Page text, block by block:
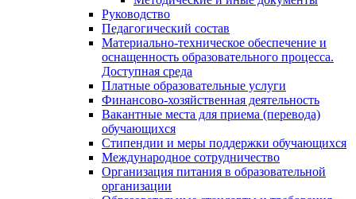
Руководство
Педагогический состав
Материально-техническое обеспечение и
оснащенность образовательного процесса.
Доступная среда
Платные образовательные услуги
Финансово-хозяйственная деятельность
Вакантные места для приема (перевода)
обучающихся
Стипендии и меры поддержки обучающихся
Международное сотрудничество
Организация питания в образовательной
организации